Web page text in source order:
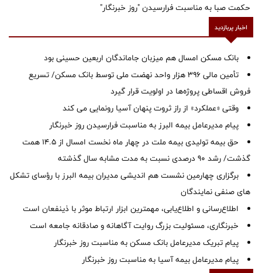
حکمت صبا به مناسبت فرارسیدن "روز خبرنگار"
اخبار پربازدید
بانک مسکن امسال هم میزبان جاماندگان اربعین حسینی بود
تأمین مالی ۳۹۶ هزار واحد نهضت ملی توسط بانک مسکن/ تسریع
فروش اقساطی پروژه‌ها در اولویت قرار گیرد
وقتی «عملکرد» از راز ثروت پنهان آسیا رونمایی می کند
پیام مدیرعامل بیمه البرز به مناسبت فرارسیدن روز خبرنگار
حق بیمه تولیدی بیمه ملت در چهار ماه نخست امسال از 14.5 همت
گذشت/ رشد 90 درصدی نسبت به مدت مشابه سال گذشته
برگزاری چهارمین نشست هم اندیشی مدیران بیمه البرز با رؤسای تشکل
های صنفی نمایندگان
اطلاع‌رسانی و اطلاع‌یابی، مهمترین ابزار ارتباط موثر با ذینفعان است
خبرنگاری، مسئولیت بزرگ روایت آگاهانه و صادقانه جامعه است
پیام تبریک مدیرعامل بانک مسکن به مناسبت روز خبرنگار
پیام مدیرعامل بیمه آسیا به مناسبت روز خبرنگار